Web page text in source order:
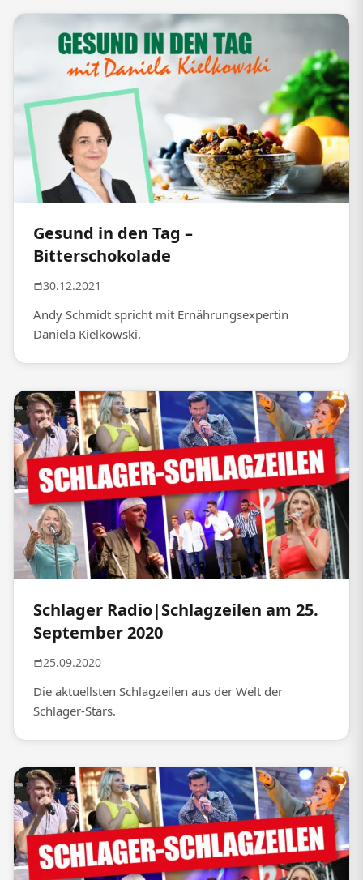
Gesund in den Tag –
Bitterschokolade
30.12.2021
Andy Schmidt spricht mit Ernährungsexpertin
Daniela Kielkowski.
Schlager Radio|Schlagzeilen am 25.
September 2020
25.09.2020
Die aktuellsten Schlagzeilen aus der Welt der
Schlager-Stars.